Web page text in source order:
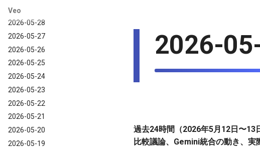
Veo
2026-05-29
2026-05-28
2026-05-27
2026-05-26
2026-05-25
2026-05-24
2026-05-23
2026-05-22
2026-05-21
2026-05-20
2026-05-19
2026-
過去24時間（2026年5月12日〜13
比較議論、Gemini統合の動き、実